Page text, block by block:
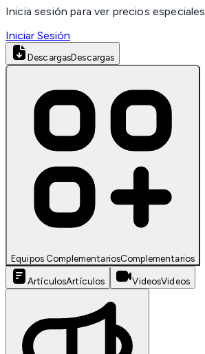
Inicia sesión para ver precios especiales
Iniciar Sesión
DescargasDescargas
Equipos ComplementariosComplementarios
ArtículosArtículos VideosVideos